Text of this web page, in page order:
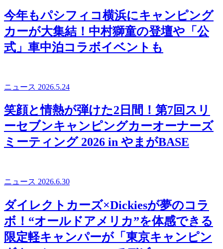
今年もパシフィコ横浜にキャンピング
カーが大集結！中村獅童の登壇や「公
式」車中泊コラボイベントも
ニュース 2026.5.24
笑顔と情熱が弾けた2日間！第7回スリ
ーセブンキャンピングカーオーナーズ
ミーティング 2026 in やまがBASE
ニュース 2026.6.30
ダイレクトカーズ×Dickiesが夢のコラ
ボ！“オールドアメリカ”を体感できる
限定軽キャンパーが「東京キャンピン